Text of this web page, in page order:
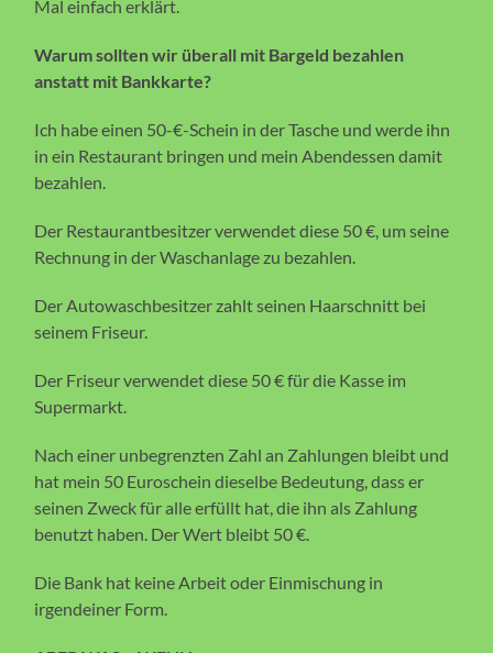
Mal einfach erklärt.
Warum sollten wir überall mit Bargeld bezahlen
anstatt mit Bankkarte?
Ich habe einen 50-€-Schein in der Tasche und werde ihn
in ein Restaurant bringen und mein Abendessen damit
bezahlen.
Der Restaurantbesitzer verwendet diese 50 €, um seine
Rechnung in der Waschanlage zu bezahlen.
Der Autowaschbesitzer zahlt seinen Haarschnitt bei
seinem Friseur.
Der Friseur verwendet diese 50 € für die Kasse im
Supermarkt.
Nach einer unbegrenzten Zahl an Zahlungen bleibt und
hat mein 50 Euroschein dieselbe Bedeutung, dass er
seinen Zweck für alle erfüllt hat, die ihn als Zahlung
benutzt haben. Der Wert bleibt 50 €.
Die Bank hat keine Arbeit oder Einmischung in
irgendeiner Form.